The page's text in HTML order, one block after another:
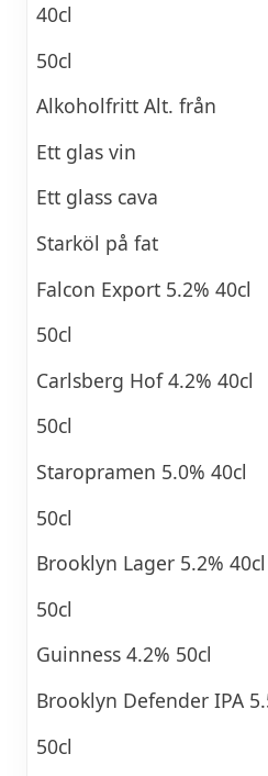
40cl
50cl
Alkoholfritt Alt. från
Ett glas vin
Ett glass cava
Starköl på fat
Falcon Export 5.2% 40cl
50cl
Carlsberg Hof 4.2% 40cl
50cl
Staropramen 5.0% 40cl
50cl
Brooklyn Lager 5.2% 40cl
50cl
Guinness 4.2% 50cl
Brooklyn Defender IPA
50cl